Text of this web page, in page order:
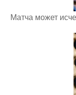
Матча может